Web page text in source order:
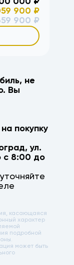
900 ₽
900 ₽
не
Вы
покупку
,ул.
с 8:00 до
касающаяся
характер
подробной
может быть